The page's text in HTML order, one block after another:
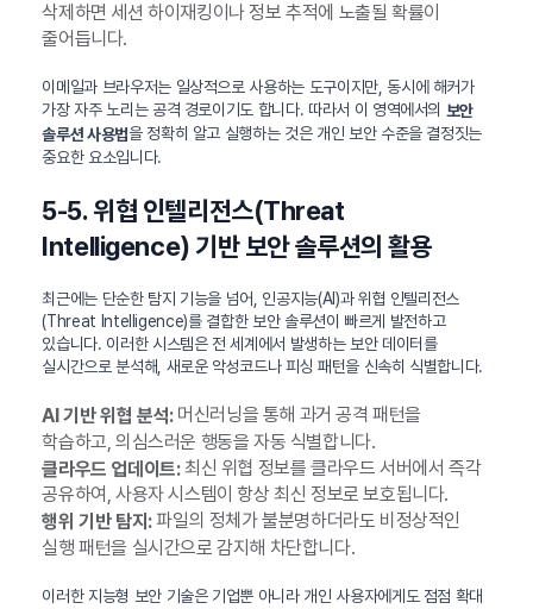
삭제하면 세션 하이재킹이나 정보 추적에 노출될 확률이
줄어듭니다.
이메일과 브라우저는 일상적으로 사용하는 도구이지만, 동시에 해커가
가장 자주 노리는 공격 경로이기도 합니다. 따라서 이 영역에서의 보안
솔루션 사용법을 정확히 알고 실행하는 것은 개인 보안 수준을 결정짓는
중요한 요소입니다.
5-5. 위협 인텔리전스(Threat
Intelligence) 기반 보안 솔루션의 활용
최근에는 단순한 탐지 기능을 넘어, 인공지능(AI)과 위협 인텔리전스
(Threat Intelligence)를 결합한 보안 솔루션이 빠르게 발전하고
있습니다. 이러한 시스템은 전 세계에서 발생하는 보안 데이터를
실시간으로 분석해, 새로운 악성코드나 피싱 패턴을 신속히 식별합니다.
AI 기반 위협 분석:머신러닝을 통해 과거 공격 패턴을
학습하고, 의심스러운 행동을 자동 식별합니다.
클라우드 업데이트:최신 위협 정보를 클라우드 서버에서 즉각
공유하여, 사용자 시스템이 항상 최신 정보로 보호됩니다.
행위 기반 탐지:파일의 정체가 불분명하더라도 비정상적인
실행 패턴을 실시간으로 감지해 차단합니다.
이러한 지능형 보안 기술은 기업뿐 아니라 개인 사용자에게도 점점 확대